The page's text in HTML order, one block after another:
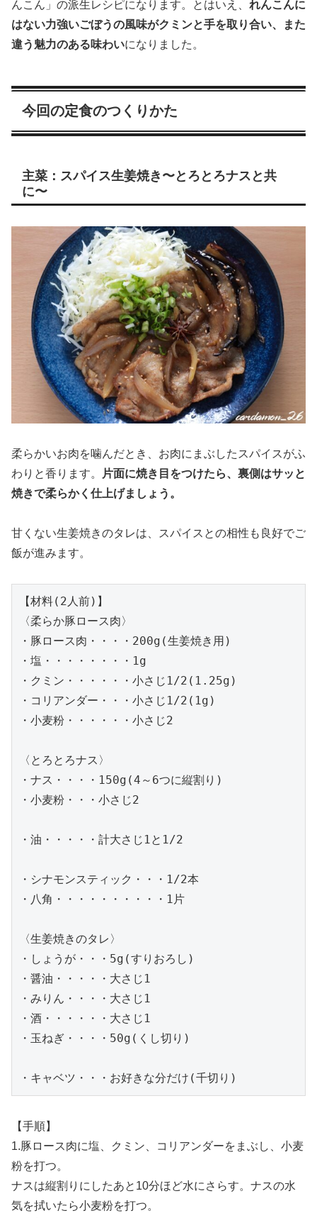
んこん」の派生レシピになります。とはいえ、 れんこんに
はない力強いごぼうの風味がクミンと手を取り合い、また
違う魅力のある味わいになりました。
今回の定食のつくりかた
主菜：スパイス生姜焼き〜とろとろナスと共
に〜
柔らかいお肉を噛んだとき、お肉にまぶしたスパイスがふ
わりと香ります。
片面に焼き目をつけたら、裏側はサッと
焼きで柔らかく仕上げましょう。
甘くない生姜焼きのタレは、スパイスとの相性も良好でご
飯が進みます。
【材料(2人前)】
〈柔らか豚ロース肉〉
・豚ロース肉・・・・200g(生姜焼き用)
・塩・・・・・・・・1g
・クミン・・・・・・小さじ1/2(1.25g)
・コリアンダー・・・小さじ1/2(1g)
・小麦粉・・・・・・小さじ2
〈とろとろナス〉
・ナス・・・・150g(4～6つに縦割り)
・小麦粉・・・小さじ2
・油・・・・・計大さじ1と1/2
・シナモンスティック・・・1/2本
・八角・・・・・・・・・・1片
〈生姜焼きのタレ〉
・しょうが・・・5g(すりおろし)
・醤油・・・・・大さじ1
・みりん・・・・大さじ1
・酒・・・・・・大さじ1
・玉ねぎ・・・・50g(くし切り)
・キャベツ・・・お好きな分だけ(千切り)
【手順】
1.豚ロース肉に塩、クミン、コリアンダーをまぶし、小麦
粉を打つ。
ナスは縦割りにしたあと10分ほど水にさらす。ナスの水
気を拭いたら小麦粉を打つ。